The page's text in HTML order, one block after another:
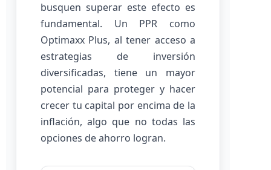
busquen superar este efecto es
fundamental. Un PPR como
Optimaxx Plus, al tener acceso a
estrategias de inversión
diversificadas, tiene un mayor
potencial para proteger y hacer
crecer tu capital por encima de la
inflación, algo que no todas las
opciones de ahorro logran.